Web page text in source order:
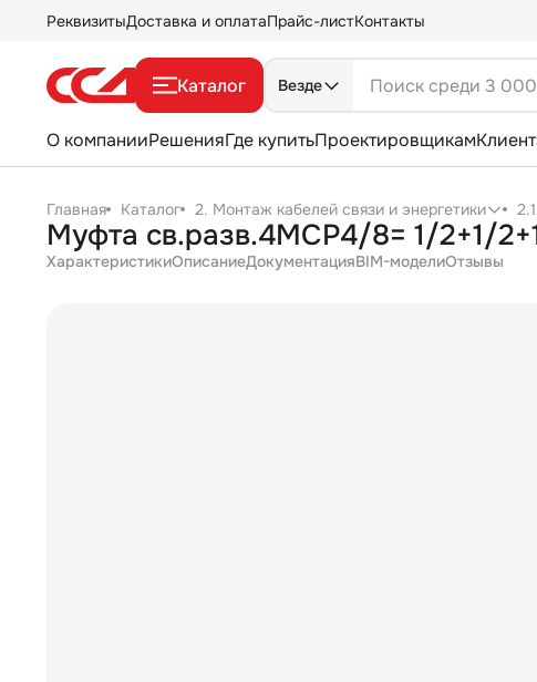
РеквизитыДоставка и оплатаПрайс-листКонтакты
Каталог Везде
О компанииРешенияГде купитьПроектировщикам
Главная Каталог 2. Монтаж кабелей связи и энергетики
Муфта св.разв.4МСР4/8= 1/2+1/
ХарактеристикиОписаниеДокументацияBIM-моделиОтзывы